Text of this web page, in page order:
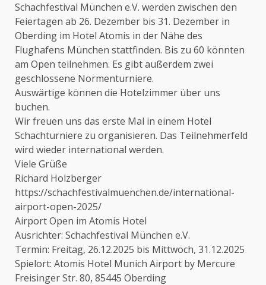
Schachfestival München e.V. werden zwischen den
Feiertagen ab 26. Dezember bis 31. Dezember in
Oberding im Hotel Atomis in der Nähe des
Flughafens München stattfinden. Bis zu 60 könnten
am Open teilnehmen. Es gibt außerdem zwei
geschlossene Normenturniere.
Auswärtige können die Hotelzimmer über uns
buchen.
Wir freuen uns das erste Mal in einem Hotel
Schachturniere zu organisieren. Das Teilnehmerfeld
wird wieder international werden.
Viele Grüße
Richard Holzberger
https://schachfestivalmuenchen.de/international-
airport-open-2025/
Airport Open im Atomis Hotel
Ausrichter: Schachfestival München e.V.
Termin: Freitag, 26.12.2025 bis Mittwoch, 31.12.2025
Spielort: Atomis Hotel Munich Airport by Mercure
Freisinger Str. 80, 85445 Oberding